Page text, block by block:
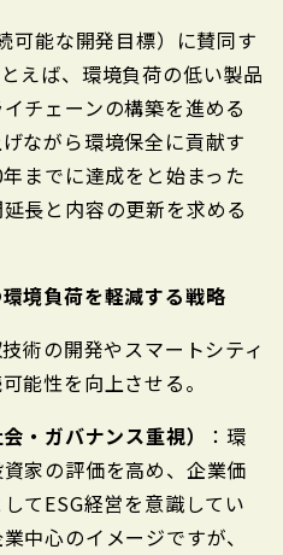
可能な開発目標）に賛同す
えば、環境負荷の低い製品
チェーンの構築を進める
ながら環境保全に貢献す
までに達成をと始まった
長と内容の更新を求める
境負荷を軽減する戦略
技術の開発やスマートシティ
能性を向上させる。
・ガバナンス重視）
：環
家の評価を高め、企業価
てESG経営を意識してい
中心のイメージですが、